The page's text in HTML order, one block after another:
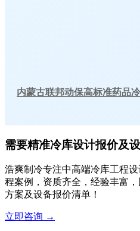
内蒙古联邦动保高标准药品
需要精准冷库设计报价及
浩爽制冷专注中高端冷库工程
程案例，资质齐全，经验丰富
方案及设备报价清单！
立即咨询 →